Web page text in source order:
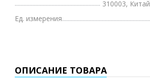
310003, Китай
Ед. измерения
ОПИСАНИЕ ТОВАРА